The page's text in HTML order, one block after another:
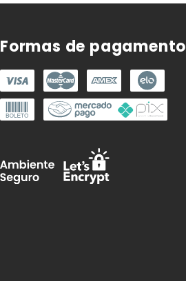
Formas de pagamento